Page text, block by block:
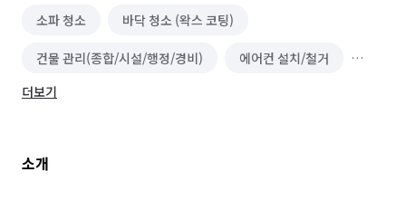
소파 청소 바닥 청소 (왁스 코팅)
건물 관리(종합/시설/행정/경비) 에어컨 설치/철거
에어컨 수리
더보기
소개